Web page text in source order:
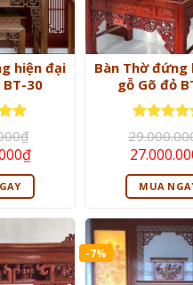
hiện đại
BT-30
₫
₫Giá
hiện
tại
là:
27.000.000₫.
Bàn Thờ đứng
gỗ Gõ đỏ
Được xếp
hạng55
sao
Giá
gốc
là:MUA
-7%